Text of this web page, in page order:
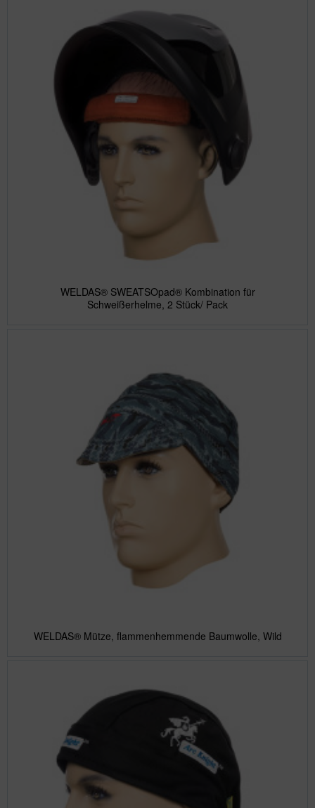
WELDAS® SWEATSOpad® Kombination für
Schweißerhelme, 2 Stück/ Pack
WELDAS® Mütze, flammenhemmende Baumwolle, Wild